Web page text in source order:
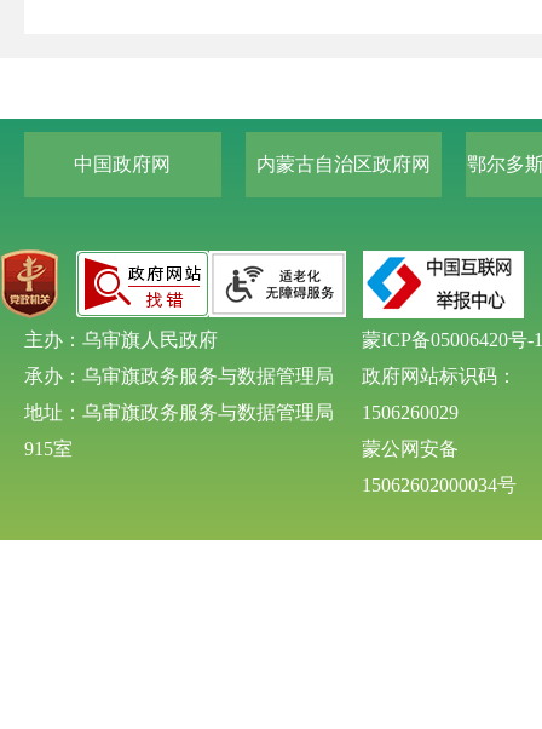
中国政府网 内蒙古自治区政府网 鄂尔多
主办：乌审旗人民政府
承办：乌审旗政务服务与数据管理局
地址：乌审旗政务服务与数据管理局
915室
蒙ICP备05006420号-1
政府网站标识码：
1506260029
蒙公网安备
15062602000034号